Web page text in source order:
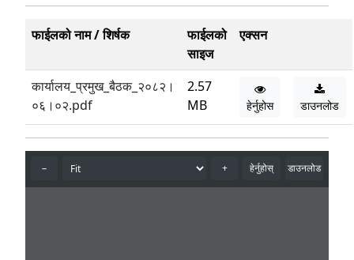
फाईलको नाम / शिर्षक
फाईलको
साइज
एक्सन
कार्यालय_प्रमुख_बैठक_२०८२।
०६।०२.pdf
2.57
MB
हेर्नुहोस डाउनलोड